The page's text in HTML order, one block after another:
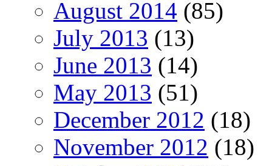
August 2014 (85)
July 2013 (13)
June 2013 (14)
May 2013 (51)
December 2012 (18)
November 2012 (18)